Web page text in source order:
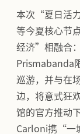
本次“夏日活
等今夏核心节
经济”相融合
Prismabanda
巡游，并与在
边，将意式狂
馆的官方推动
Carloni携“一